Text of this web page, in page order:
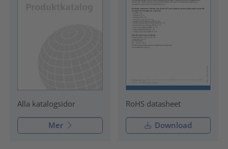
Alla katalogsidor
Mer
RoHS datasheet
Download